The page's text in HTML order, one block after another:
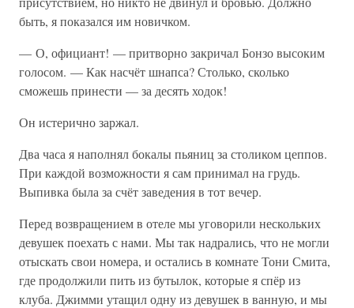
быть, я показался им новичком.
— О, официант! — притворно закричал Бонзо высоким
голосом. — Как насчёт шнапса? Столько, сколько
сможешь принести — за десять ходок!
Он истерично заржал.
Два часа я наполнял бокалы пьяниц за столиком цеппов.
При каждой возможности я сам принимал на грудь.
Выпивка была за счёт заведения в тот вечер.
Перед возвращением в отеле мы уговорили нескольких
девушек поехать с нами. Мы так надрались, что не могли
отыскать свои номера, и остались в комнате Тони Смита,
где продолжили пить из бутылок, которые я спёр из
клуба. Джимми утащил одну из девушек в ванную, и мы